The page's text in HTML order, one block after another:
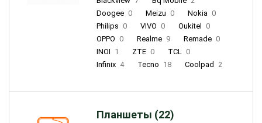
Doogee 0 Meizu 0 Nokia 0
Philips 0 VIVO 0 Oukitel
0
OPPO 0 Realme 9 Remade 0
INOI 1 ZTE 0 TCL 0
Infinix 4 Tecno 18 Coolpad 2
Планшеты (22)